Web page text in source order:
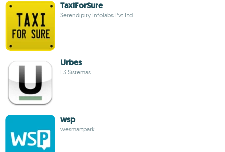
TaxiForSure
Serendipity Infolabs Pvt.Ltd.
Urbes
F3 Sistemas
wsp
wesmartpark